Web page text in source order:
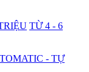
TỪ 4 - 6
- TỰ